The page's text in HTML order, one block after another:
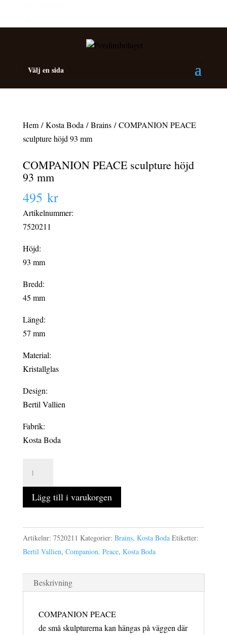
Välj en sida
Hem/Kosta Boda /Brains/ COMPANION PEACE
sculpture höjd 93 mm
COMPANION PEACE sculpture höjd
93 mm
495 kr
Artikelnummer:
7520211
Höjd:
93 mm
Bredd:
45 mm
Längd:
57 mm
Material:
Kristallglas
Design:
Bertil Vallien
Fabrik:
Kosta Boda
PEACE
sculpture
höjd
mm
mängd
Lägg till i varukorgen
Artikelnr: 7520211 Kategorier: Brains, Kosta Boda Etiketter:
Bertil Vallien, Companion. Peace, Kosta Boda
Beskrivning
COMPANION PEACE
de små skulpturerna kan hängas på väggen där